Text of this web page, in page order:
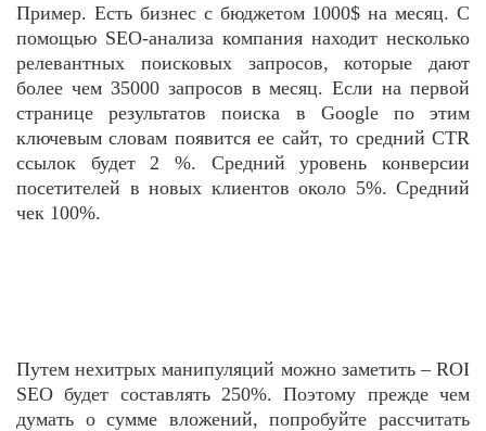
Пример. Есть бизнес с бюджетом 1000$ на месяц. С
помощью SEO-анализа компания находит несколько
релевантных поисковых запросов, которые дают
более чем 35000 запросов в месяц. Если на первой
странице результатов поиска в Google по этим
ключевым словам появится ее сайт, то средний CTR
ссылок будет 2 %. Средний уровень конверсии
посетителей в новых клиентов около 5%. Средний
чек 100%.
Путем нехитрых манипуляций можно заметить – ROI
SEO будет составлять 250%. Поэтому прежде чем
думать о сумме вложений, попробуйте рассчитать